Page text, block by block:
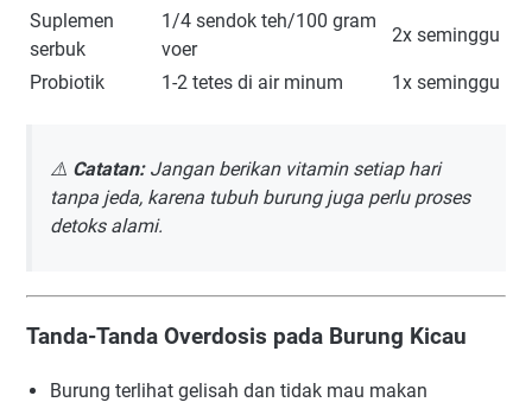
Suplemen
serbuk
1/4 sendok teh/100 gram
voer
2x seminggu
Probiotik 1-2 tetes di air minum 1x seminggu
⚠️ Catatan:Jangan berikan vitamin setiap hari
tanpa jeda, karena tubuh burung juga perlu proses
detoks alami.
Tanda-Tanda Overdosis pada Burung Kicau
Burung terlihat gelisah dan tidak mau makan